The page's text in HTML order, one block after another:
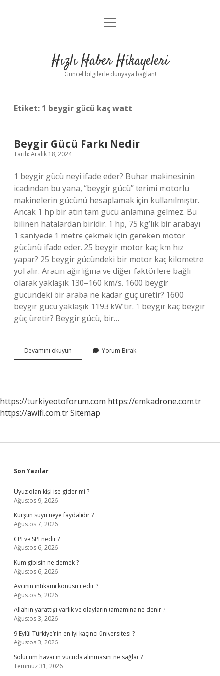
Anasayfa
Yasal Uyarı
menüyü
Hızlı Haber Hikayeleri
Güncel bilgilerle dünyaya bağlan!
Etiket: 1 beygir gücü kaç watt
Beygir Gücü Farkı Nedir
Tarih: Aralık 18, 2024
1 beygir gücü neyi ifade eder? Buhar makinesinin
icadından bu yana, “beygir gücü” terimi motorlu
makinelerin gücünü hesaplamak için kullanılmıştır.
Ancak 1 hp bir atın tam gücü anlamına gelmez. Bu
bilinen hatalardan biridir. 1 hp, 75 kg’lık bir arabayı
1 saniyede 1 metre çekmek için gereken motor
gücünü ifade eder. 25 beygir motor kaç km hız
yapar? 25 beygir gücündeki bir motor kaç kilometre
yol alır: Aracın ağırlığına ve diğer faktörlere bağlı
olarak yaklaşık 130–160 km/s. 1600 beygir
gücündeki bir araba ne kadar güç üretir? 1600
beygir gücü yaklaşık 1193 kW’tır. 1 beygir kaç beygir
güç üretir? Beygir gücü, bir…
Devamını okuyun
Gücü
Yorum Bırak
https://turkiyeotoforum.com https://emkadrone.com.tr
https://awifi.com.trSitemap
Sidebar
Son Yazılar
Uyuz olan kişi ise gider mi ?
Ağustos 9, 2026
Kurşun suyu neye faydalıdır ?
Ağustos 7, 2026
CPI ve SPI nedir ?
Ağustos 6, 2026
Kum gibisin ne demek ?
Ağustos 6, 2026
Avcının intikamı konusu nedir ?
Ağustos 5, 2026
Allah’ın yarattığı varlık ve olaylarin tamamına ne denir ?
Ağustos 3, 2026
9 Eylül Türkiye’nin en iyi kaçıncı üniversitesi ?
Ağustos 3, 2026
Solunum havanın vücuda alınmasını ne sağlar ?
Temmuz 31, 2026